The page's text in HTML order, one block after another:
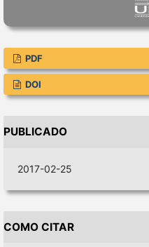
PDF
DOI
PUBLICADO
2017-02-25
COMO CITAR